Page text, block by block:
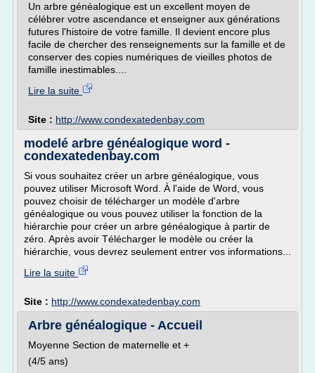
Un arbre généalogique est un excellent moyen de
célébrer votre ascendance et enseigner aux générations
futures l'histoire de votre famille. Il devient encore plus
facile de chercher des renseignements sur la famille et de
conserver des copies numériques de vieilles photos de
famille inestimables....
Lire la suite
Site : http://www.condexatedenbay.com
modelé arbre généalogique word -
condexatedenbay.com
Si vous souhaitez créer un arbre généalogique, vous
pouvez utiliser Microsoft Word. À l'aide de Word, vous
pouvez choisir de télécharger un modèle d'arbre
généalogique ou vous pouvez utiliser la fonction de la
hiérarchie pour créer un arbre généalogique à partir de
zéro. Après avoir Télécharger le modèle ou créer la
hiérarchie, vous devrez seulement entrer vos informations...
Lire la suite
Site : http://www.condexatedenbay.com
Arbre généalogique - Accueil
Moyenne Section de maternelle et +
(4/5 ans)